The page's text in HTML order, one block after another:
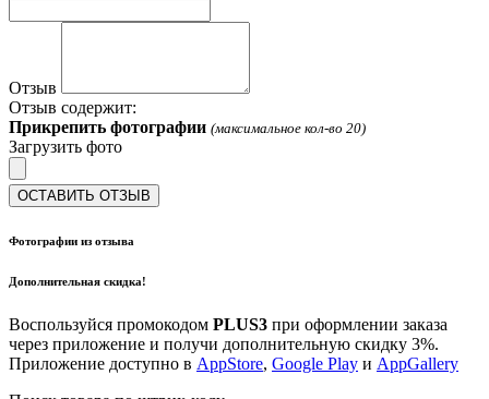
Отзыв
Отзыв содержит:
Прикрепить фотографии (максимальное кол-во 20)
Загрузить фото
ОСТАВИТЬ ОТЗЫВ
Фотографии из отзыва
Дополнительная скидка!
Воспользуйся промокодом PLUS3 при оформлении заказа
через приложение и получи дополнительную скидку 3%.
Приложение доступно в AppStore, Google Play и AppGallery